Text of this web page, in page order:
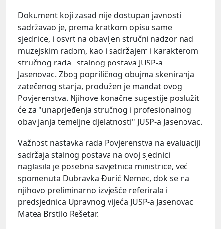
Dokument koji zasad nije dostupan javnosti
sadržavao je, prema kratkom opisu same
sjednice, i osvrt na obavljen stručni nadzor nad
muzejskim radom, kao i sadržajem i karakterom
stručnog rada i stalnog postava JUSP-a
Jasenovac. Zbog popriličnog obujma skeniranja
zatečenog stanja, produžen je mandat ovog
Povjerenstva. Njihove konačne sugestije poslužit
će za "unaprjeđenja stručnog i profesionalnog
obavljanja temeljne djelatnosti" JUSP-a Jasenovac.
Važnost nastavka rada Povjerenstva na evaluaciji
sadržaja stalnog postava na ovoj sjednici
naglasila je posebna savjetnica ministrice, već
spomenuta Dubravka Đurić Nemec, dok se na
njihovo preliminarno izvješće referirala i
predsjednica Upravnog vijeća JUSP-a Jasenovac
Matea Brstilo Rešetar.